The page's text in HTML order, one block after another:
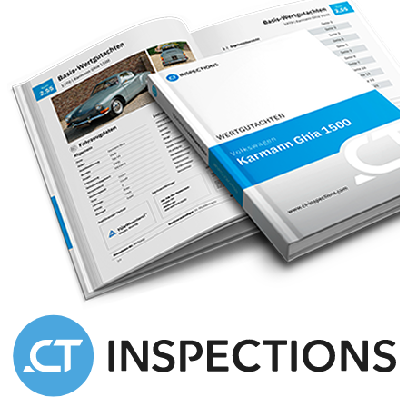
200A LEDER
201A LEDER - SCHWARZ / ANTHRAZIT
202B BEDIENUNGSANLEITUNG
U.WARTUNGSHEFT-DEUTSCH
223 FONDLEHNENVERSTELLUNG UND
KOPFSTUETZEN ELEKTRISCH
228 ZUSATZHEIZUNG
229 PARKASSISTENT
229L DEUTSCHLAND
233 ABSTANDSREGELTEMPOMAT PLUS
(DISTRONIC PLUS)
23N STEUERCODE WERK SINDELFINGEN/GRAZ
249 INNEN- UND AUSSENSPIEGEL AUTOMATISCH
ABBLENDBAR